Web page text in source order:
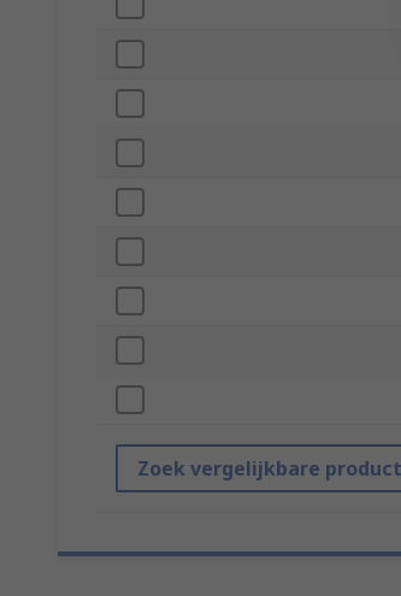
Zoek vergelijkbare